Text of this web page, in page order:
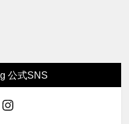
公式SNS
Instagram